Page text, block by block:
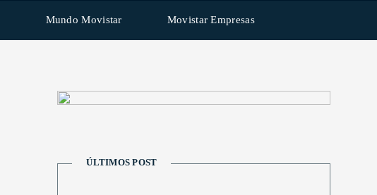
Mundo Movistar Movistar Empresas
ÚLTIMOS POST